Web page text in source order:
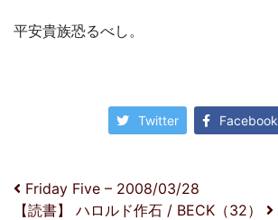
平安貴族恐るべし。
Twitter Facebook
投稿ナビゲーション
Friday Five – 2008/03/28
【読書】 ハロルド作石 / BECK（32）